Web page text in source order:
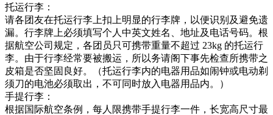
托运行李：
请各团友在托运行李上扣上明显的行李牌，以便识别及避免遗
漏。行李牌上必须填写个人中英文姓名、地址及电话号码。根
据航空公司规定，各团员只可携带重量不超过 23kg 的托运行
李。由于行李经常要被搬运，所以务请阁下事先检查所携带之
皮箱是否坚固良好。（托运行李内的电器用品如闹钟或电动剃
须刀的电池必须取出，不可同时放入电器用品内。）
手提行李：
根据国际航空条例，每人限携带手提行李一件，长宽高尺寸最